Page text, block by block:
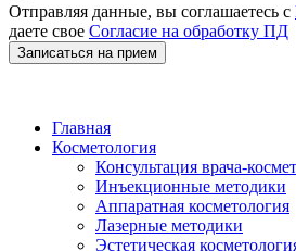
Отправляя данные, вы соглашаетесь с
даете свое Согласие на обработку ПД
Записаться на прием
Главная
Косметология
Консультация врача-
Инъекционные методики
Аппаратная косметология
Лазерные методики
Эстетическая